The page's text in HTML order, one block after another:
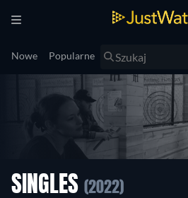
Nowe Popularne
SINGLES (2022)